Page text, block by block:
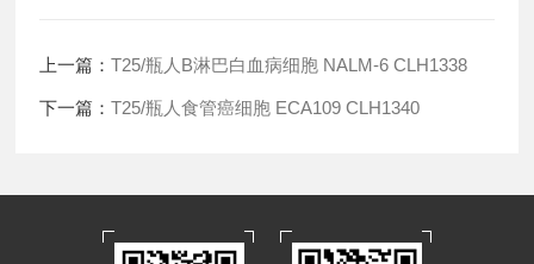
上一篇：T25/瓶人B淋巴白血病细胞 NALM-6 CLH1338
下一篇：T25/瓶人食管癌细胞 ECA109 CLH1340